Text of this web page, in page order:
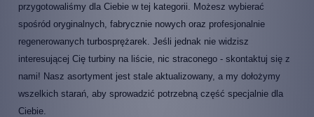
przygotowaliśmy dla Ciebie w tej kategorii. Możesz wybierać
spośród oryginalnych, fabrycznie nowych oraz profesjonalnie
regenerowanych turbosprężarek. Jeśli jednak nie widzisz
interesującej Cię turbiny na liście, nic straconego - skontaktuj się z
nami! Nasz asortyment jest stale aktualizowany, a my dołożymy
wszelkich starań, aby sprowadzić potrzebną część specjalnie dla
Ciebie.